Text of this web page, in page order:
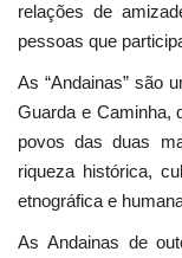
relações de
pessoas que
As “Andainas” são
Guarda e Caminha,
povos das duas
riqueza histórica,
etnográfica e
As Andainas de